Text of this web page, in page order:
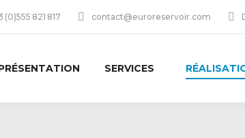
(0)555 821 817 contact@euroreservoir.com
SERVICES